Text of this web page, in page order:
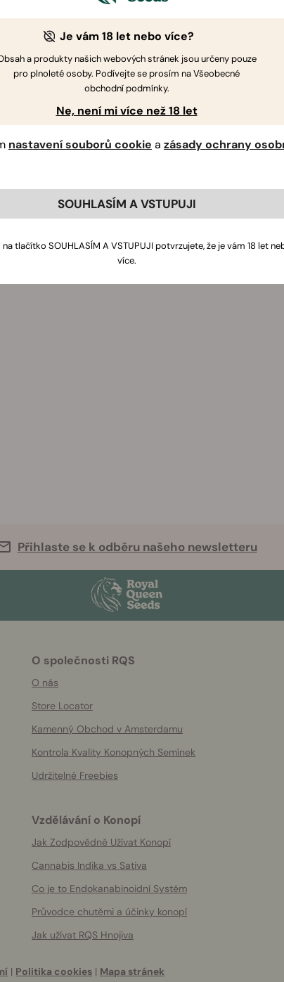
Přihlaste se k odběru našeho newsletteru
O společnosti RQS
O nás
Store Locator
Kamenný Obchod v Amsterdamu
Kontrola Kvality Konopných Semínek
Udržitelné Freebies
Vzdělávání o Konopí
Jak Zodpovědně Užívat Konopí
Cannabis Indika vs Sativa
Co je to Endokanabinoidní Systém
Průvodce chutěmi a účinky konopí
Jak užívat RQS Hnojiva
| Politika cookies | Mapa stránek
Je vám 18 let nebo více?
a produkty našich webových stránek jsou určeny pouze
pro plnoleté osoby. Podívejte se prosím na Všeobecné
obchodní podmínky.
Ne, není mi více než 18 let
nastavení souborů cookie a zásady ochrany
SOUHLASÍM A VSTUPUJI
tlačítko SOUHLASÍM A VSTUPUJI potvrzujete, že je vám 18 let
více.